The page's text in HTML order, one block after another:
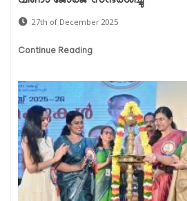
27th of December 2025
Continue Reading